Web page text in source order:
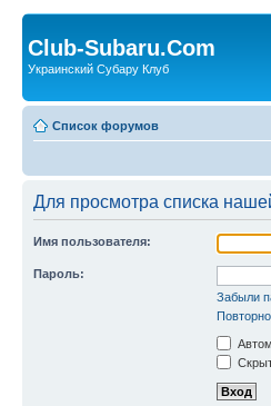
Club-Subaru.Com
Украинский Субару Клуб
Список форумов
Для просмотра списка
Имя пользователя:
Пароль:
Забыли